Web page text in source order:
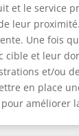
le service
leur
Une fois
et leur
et/ou
en place
améliorer